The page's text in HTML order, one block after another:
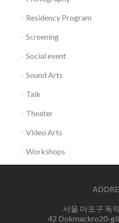
Residency Program
Screening
Social event
Sound Arts
Talk
Theater
Video Arts
Workshops
서울 마포구 독
42 Dokmackro20-